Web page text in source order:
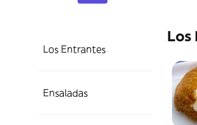
Los Entrantes
Ensaladas
Los